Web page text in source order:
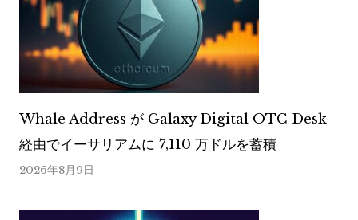
Whale Address が Galaxy Digital OTC Desk
経由でイーサリアムに 7,110 万ドルを蓄積
2026年8月9日